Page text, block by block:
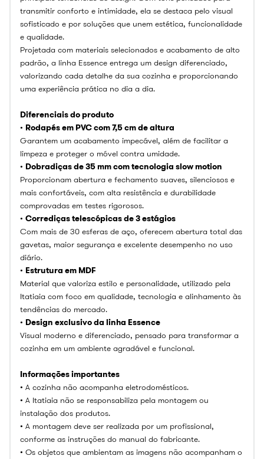
transmitir conforto e intimidade, ela se destaca pelo visual
sofisticado e por soluções que unem estética, funcionalidade
e qualidade.
Projetada com materiais selecionados e acabamento de alto
padrão, a linha Essence entrega um design diferenciado,
valorizando cada detalhe da sua cozinha e proporcionando
uma experiência prática no dia a dia.
Diferenciais do produto
• Rodapés em PVC com 7,5 cm de altura
Garantem um acabamento impecável, além de facilitar a
limpeza e proteger o móvel contra umidade.
• Dobradiças de 35 mm com tecnologia slow motion
Proporcionam abertura e fechamento suaves, silenciosos e
mais confortáveis, com alta resistência e durabilidade
comprovadas em testes rigorosos.
• Corrediças telescópicas de 3 estágios
Com mais de 30 esferas de aço, oferecem abertura total das
gavetas, maior segurança e excelente desempenho no uso
diário.
• Estrutura em MDF
Material que valoriza estilo e personalidade, utilizado pela
Itatiaia com foco em qualidade, tecnologia e alinhamento às
tendências do mercado.
• Design exclusivo da linha Essence
Visual moderno e diferenciado, pensado para transformar a
cozinha em um ambiente agradável e funcional.
Informações importantes
• A cozinha não acompanha eletrodomésticos.
• A Itatiaia não se responsabiliza pela montagem ou
instalação dos produtos.
• A montagem deve ser realizada por um profissional,
conforme as instruções do manual do fabricante.
• Os objetos que ambientam as imagens não acompanham o